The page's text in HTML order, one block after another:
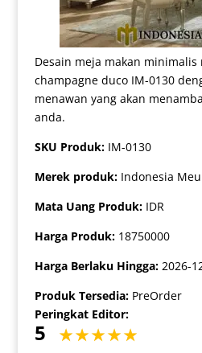
Desain meja makan minimalis
champagne duco IM-0130
menawan yang akan
anda.
SKU Produk: IM-0130
Merek produk: Indonesia
Mata Uang Produk: IDR
Harga Produk: 18750000
Harga Berlaku Hingga: 2026-
Produk Tersedia: PreOrder
Peringkat Editor:
5